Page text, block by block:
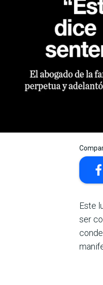
Este
ser